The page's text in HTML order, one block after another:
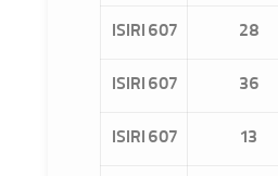
28
ISIRI 607
36
ISIRI 607
13
ISIRI 607